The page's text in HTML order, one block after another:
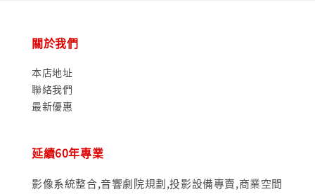
關於我們
本店地址
聯絡我們
最新優惠
延續60年專業
影像系統整合,音響劇院規劃,投影設備專賣,商業空間